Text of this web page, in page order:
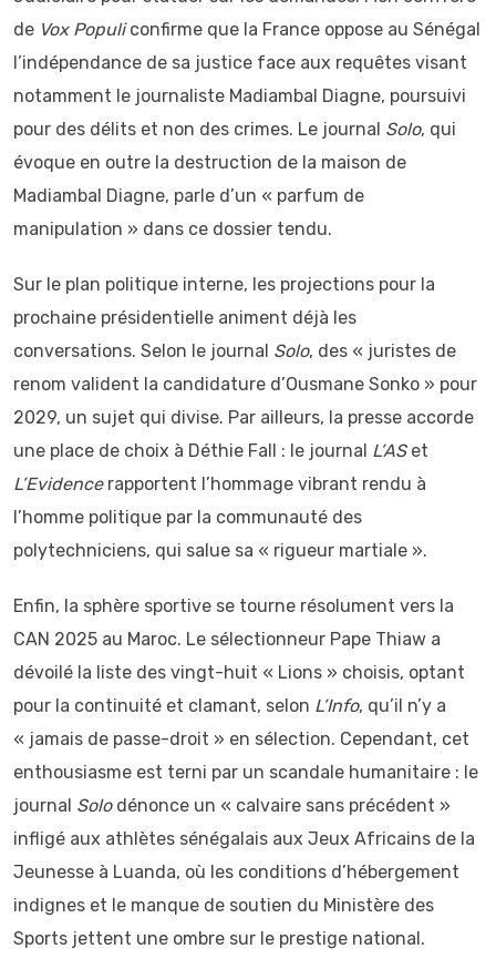
de Vox Populiconfirme que la France oppose au Sénégal
l’indépendance de sa justice face aux requêtes visant
notamment le journaliste Madiambal Diagne, poursuivi
pour des délits et non des crimes. Le journal Solo, qui
évoque en outre la destruction de la maison de
Madiambal Diagne, parle d’un « parfum de
manipulation » dans ce dossier tendu.
Sur le plan politique interne, les projections pour la
prochaine présidentielle animent déjà les
conversations. Selon le journal Solo, des « juristes de
renom valident la candidature d’Ousmane Sonko » pour
2029, un sujet qui divise. Par ailleurs, la presse accorde
une place de choix à Déthie Fall : le journal L’ASet
L’Evidencerapportent l’hommage vibrant rendu à
l’homme politique par la communauté des
polytechniciens, qui salue sa « rigueur martiale ».
Enfin, la sphère sportive se tourne résolument vers la
CAN 2025 au Maroc. Le sélectionneur Pape Thiaw a
dévoilé la liste des vingt-huit « Lions » choisis, optant
pour la continuité et clamant, selon L’Info, qu’il n’y a
« jamais de passe-droit » en sélection. Cependant, cet
enthousiasme est terni par un scandale humanitaire : le
journal Solodénonce un « calvaire sans précédent »
infligé aux athlètes sénégalais aux Jeux Africains de la
Jeunesse à Luanda, où les conditions d’hébergement
indignes et le manque de soutien du Ministère des
Sports jettent une ombre sur le prestige national.